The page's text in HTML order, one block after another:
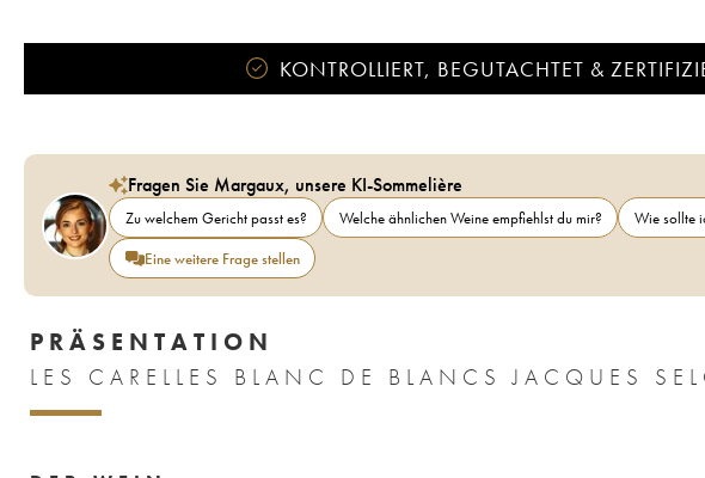
KONTROLLIERT, BEGUTACHTET &
Fragen Sie Margaux, unsere KI-Sommelière
Zu welchem Gericht passt es? Welche ähnlichen Weine empfiehlst du mir? Wie sollte
Eine weitere Frage stellen
PRÄSENTATION
LES CARELLES BLANC DE BLANCS JACQUES